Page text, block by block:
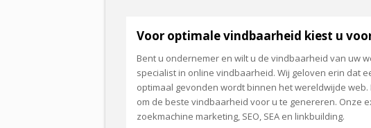
Voor optimale vindbaarheid kiest u
Bent u ondernemer en wilt u de vindbaarheid van uw
specialist in online vindbaarheid. Wij geloven erin dat
optimaal gevonden wordt binnen het wereldwijde
om de beste vindbaarheid voor u te genereren. Onze
zoekmachine marketing, SEO, SEA en linkbuilding.